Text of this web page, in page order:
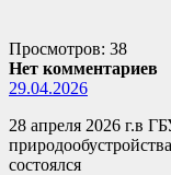
Просмотров: 38
Нет комментариев
29.04.2026
28 апреля 2026 г.в
состоялся